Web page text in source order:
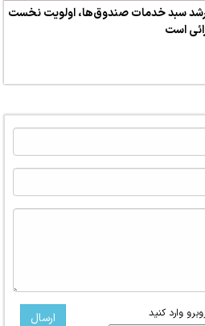
سبد خدمات صندوق‌ها، اولویت نخست
است
وارد کنید